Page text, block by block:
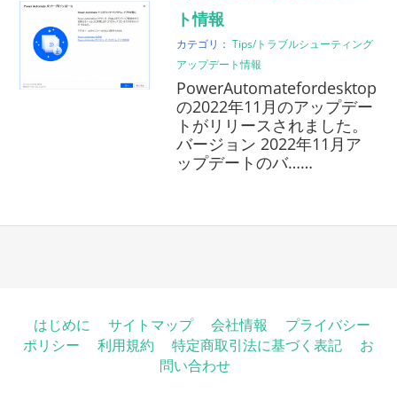
ト情報
カテゴリ：Tips/トラブルシューティング
アップデート情報
PowerAutomatefordesktop
の2022年11月のアップデー
トがリリースされました。
バージョン 2022年11月ア
ップデートのバ……
はじめに サイトマップ 会社情報
プライバシー
ポリシー
利用規約 特定商取引法に基づく表記
お
問い合わせ